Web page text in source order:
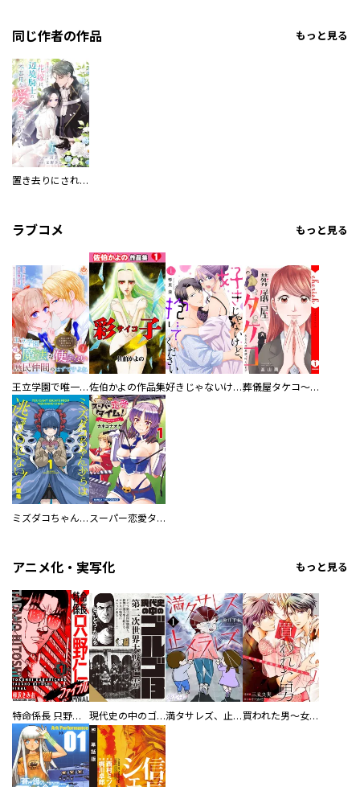
同じ作者の作品 もっと見る
置き去りにされた花嫁は、辺境騎士の不器用な愛に気づかない
ラブコメ もっと見る
王立学園で唯一魔法が使えない庶民仲間のはずですよね～実は王子様で私を溺愛しているなんて告白はやめてください～佐伯かよの作品集 好きじゃないけど、抱いてください【電子単行本版／特典おまけ付き】 葬儀屋タケコ～あなたの最期、叶えます【電子単行本版】
ミズダコちゃんからは逃げられない！ スーパー恋愛タイム！～現場でドＳな彼女は自宅でデレる～
アニメ化・実写化 もっと見る
特命係長 只野仁ファイナル 愛蔵版 現代史の中のゴルゴ13 満タサレズ、止メラレズ 買われた男～女性限定快感セラピスト～【描き下ろしおまけ付き特装版】